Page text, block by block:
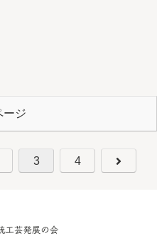
ージ
3 4